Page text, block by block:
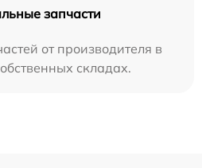
запчасти
от производителя в
складах.